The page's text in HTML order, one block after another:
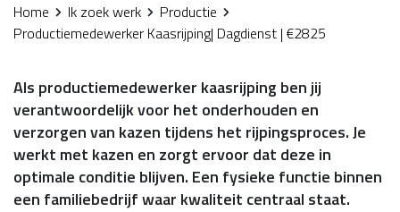
Home Ik zoek werk
Productie
Productiemedewerker Kaasrijping| Dagdienst | €2825
Als productiemedewerker kaasrijping ben jij
verantwoordelijk voor het onderhouden en
verzorgen van kazen tijdens het rijpingsproces. Je
werkt met kazen en zorgt ervoor dat deze in
optimale conditie blijven. Een fysieke functie binnen
een familiebedrijf waar kwaliteit centraal staat.